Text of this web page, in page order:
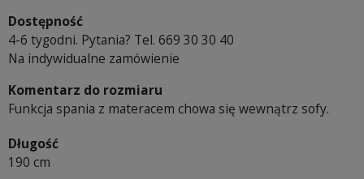
Dostępność
4-6 tygodni. Pytania? Tel. 669 30 30 40
Na indywidualne zamówienie
Komentarz do rozmiaru
Funkcja spania z materacem chowa się wewnątrz sofy.
Długość
190 cm